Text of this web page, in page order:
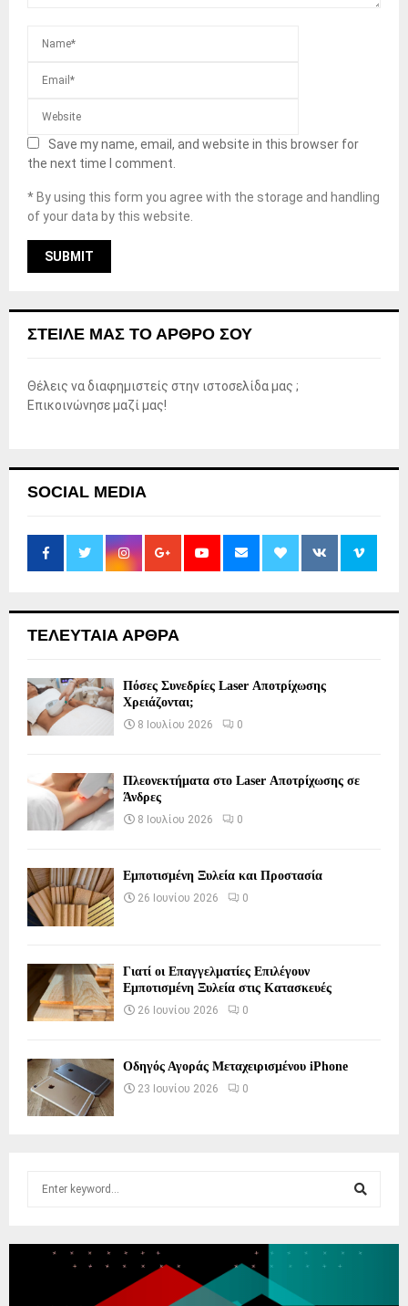
Save my name, email, and website in this browser for
the next time I comment.
* By using this form you agree with the storage and handling
of your data by this website.
ΣΤΕΊΛΕ ΜΑΣ ΤΟ ΆΡΘΡΟ ΣΟΥ
Θέλεις να διαφημιστείς στην ιστοσελίδα μας ;
Επικοινώνησε μαζί μας!
SOCIAL MEDIA
ΤΕΛΕΥΤΑΙΑ ΑΡΘΡΑ
Πόσες Συνεδρίες Laser Αποτρίχωσης
Χρειάζονται;
8 Ιουλίου 2026 0
Πλεονεκτήματα στο Laser Αποτρίχωσης σε
Άνδρες
8 Ιουλίου 2026 0
Εμποτισμένη Ξυλεία και Προστασία
26 Ιουνίου 2026 0
Γιατί οι Επαγγελματίες Επιλέγουν
Εμποτισμένη Ξυλεία στις Κατασκευές
26 Ιουνίου 2026 0
Οδηγός Αγοράς Μεταχειρισμένου iPhone
23 Ιουνίου 2026 0